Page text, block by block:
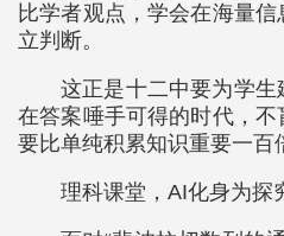
比学者观点，学会在海量
立判断。
这正是十二中要为学
在答案唾手可得的时代，不
要比单纯积累知识重要一百
理科课堂，AI化身为探